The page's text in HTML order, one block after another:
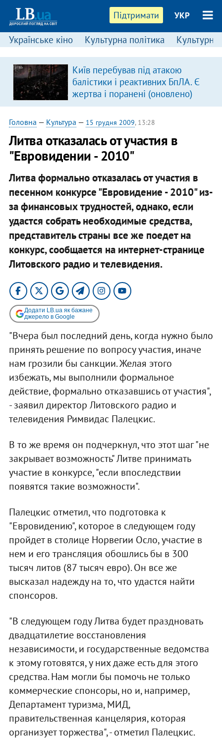
Підтримати УКР
Українське кіно Культурна політика Культурні
Київ перебував під атакою
балістики і реактивних БпЛА. Є
жертва і поранені (оновлено)
Головна — Культура — 15 грудня 2009, 13:28
Литва отказалась от участия в
"Евровидении - 2010"
Литва формально отказалась от участия в
песенном конкурсе "Евровидение - 2010" из-
за финансовых трудностей, однако, если
удастся собрать необходимые средства,
представитель страны все же поедет на
конкурс, сообщается на интернет-странице
Литовского радио и телевидения.
Додати LB.ua як бажане
джерело в Google
"Вчера был последний день, когда нужно было
принять решение по вопросу участия, иначе
нам грозили бы санкции. Желая этого
избежать, мы выполнили формальное
действие, формально отказавшись от участия",
- заявил директор Литовского радио и
телевидения Римвидас Палецкис.
В то же время он подчеркнул, что этот шаг "не
закрывает возможность" Литве принимать
участие в конкурсе, "если впоследствии
появятся такие возможности".
Палецкис отметил, что подготовка к
"Евровидению", которое в следующем году
пройдет в столице Норвегии Осло, участие в
нем и его трансляция обошлись бы в 300
тысяч литов (87 тысяч евро). Он все же
высказал надежду на то, что удастся найти
спонсоров.
"В следующем году Литва будет праздновать
двадцатилетие восстановления
независимости, и государственные ведомства
к этому готовятся, у них даже есть для этого
средства. Нам могли бы помочь не только
коммерческие спонсоры, но и, например,
Департамент туризма, МИД,
правительственная канцелярия, которая
организует торжества", - отметил Палецкис.